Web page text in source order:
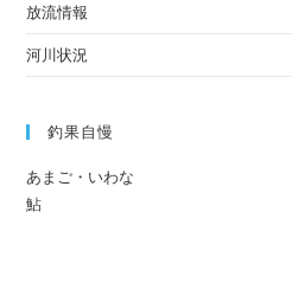
放流情報
河川状況
釣果自慢
あまご・いわな
鮎